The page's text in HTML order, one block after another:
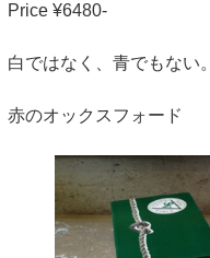
Price ¥6480-
白ではなく、青でもない。
赤のオックスフォード